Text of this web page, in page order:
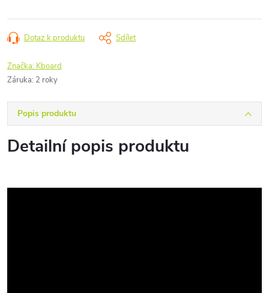
cena:
Dotaz k produktu Sdílet
Značka: Kboard
Záruka: 2 roky
Popis produktu
Detailní popis produktu